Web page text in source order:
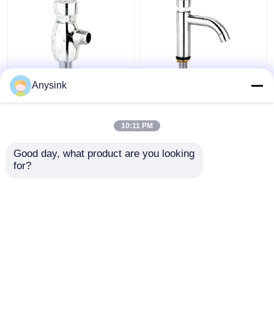
1 Inch Toilet Urinal
Flush Valve
Anysink
10:11 PM
Good day, what product are you looking
for?